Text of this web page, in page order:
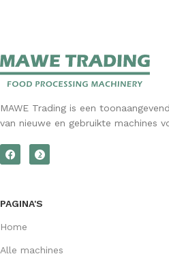
MAWE Trading is een
van nieuwe en gebruikte machines
PAGINA'S
Home
Alle machines